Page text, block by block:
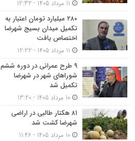
۲۸۰ میلیارد تومان اعتبار به
تکمیل میدان بسیج شهرضا
اختصاص یافت
۹ طرح عمرانی در دوره ششم
شوراهای شهر در شهرضا
تکمیل شد
۸۱ هکتار طالبی در اراضی
شهرضا کشت شد